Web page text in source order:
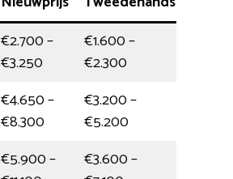
€2.700 –
€3.250
€1.600 –
€2.300
€4.650 –
€8.300
€3.200 –
€5.200
€5.900 –
€3.600 –